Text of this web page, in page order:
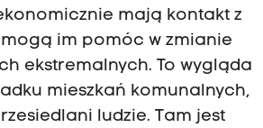
mają kontakt z
im pomóc w zmianie
ekstremalnych. To wygląda
mieszkań komunalnych,
ludzie. Tam jest